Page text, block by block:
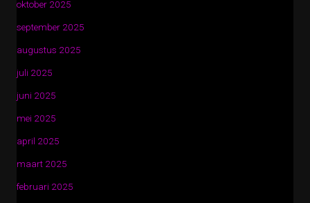
oktober 2025
september 2025
augustus 2025
juli 2025
juni 2025
mei 2025
april 2025
maart 2025
februari 2025